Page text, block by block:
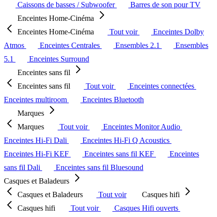
Caissons de basses / Subwoofer
Barres de son pour TV
Enceintes Home-Cinéma
Enceintes Home-Cinéma
Tout voir
Enceintes Dolby
Atmos
Enceintes Centrales Ensembles 2.1
Ensembles
5.1
Enceintes Surround
Enceintes sans fil
Enceintes sans fil
Tout voir
Enceintes connectées
Enceintes multiroom
Enceintes Bluetooth
Marques
Marques
Tout voir
Enceintes Monitor Audio
Enceintes Hi-Fi Dali
Enceintes Hi-Fi Q Acoustics
Enceintes Hi-Fi KEF
Enceintes sans fil KEF
Enceintes
sans fil Dali
Enceintes sans fil Bluesound
Casques et Baladeurs
Casques et Baladeurs
Tout voir
Casques hifi
Casques hifi
Tout voir
Casques Hifi ouverts